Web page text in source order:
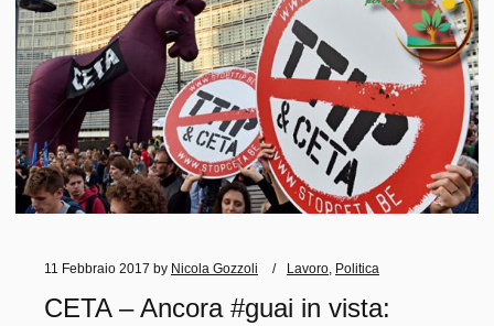
11 Febbraio 2017 by Nicola Gozzoli Lavoro Politica
CETA – Ancora #guai in vista: